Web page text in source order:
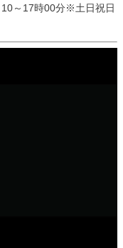
～17時00分※土日祝日